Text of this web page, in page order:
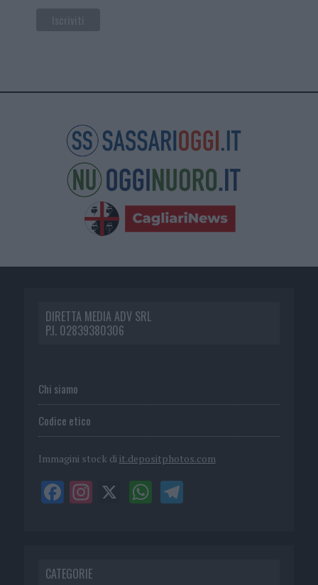
DIRETTA MEDIA ADV SRL
P.I. 02839380306
Chi siamo
Codice etico
Immagini stock di it.depositphotos.com
CATEGORIE